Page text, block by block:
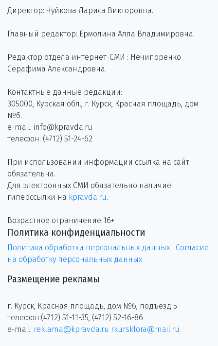
Директор: Чуйкова Лариса Викторовна.
Главный редактор: Ермолина Алла Владимировна.
Редактор отдела интернет-СМИ : Нечипоренко
Серафима Александровна.
Контактные данные редакции:
305000, Курская обл., г. Курск, Красная площадь, дом
№6.
e-mail: info@kpravda.ru
телефон: (4712) 51-24-62
При использовании информации ссылка на сайт
обязательна.
Для электронных СМИ обязательно наличие
гиперссылки на kpravda.ru.
Возрастное ограничение 16+
Политика конфиденциальности
Политика обработки персональных данных
Согласие
на обработку персональных данных
Размещение рекламы
г. Курск, Красная площадь, дом №6, подъезд 5
телефон:(4712) 51-11-35, (4712) 52-16-86
e-mail: reklama@kpravda.ru rkursklora@mail.ru